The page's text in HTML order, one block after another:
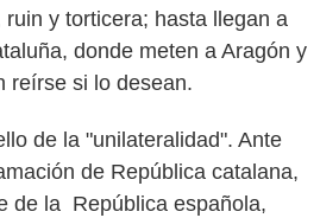
y torticera; hasta llegan a
donde meten a Aragón y
reírse si lo desean.
de la "unilateralidad". Ante
de República catalana,
de la República española,